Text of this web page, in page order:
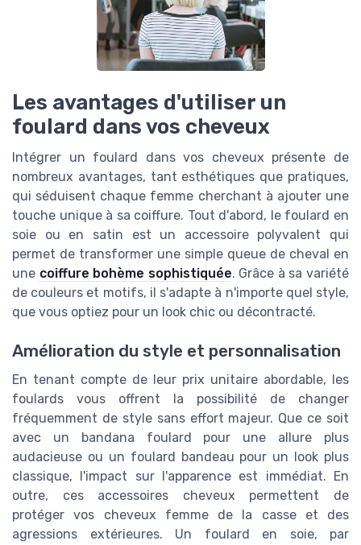
Les avantages d'utiliser un
foulard dans vos cheveux
Intégrer un foulard dans vos cheveux présente de
nombreux avantages, tant esthétiques que pratiques,
qui séduisent chaque femme cherchant à ajouter une
touche unique à sa coiffure. Tout d'abord, le foulard en
soie ou en satin est un accessoire polyvalent qui
permet de transformer une simple queue de cheval en
une coiffure bohème sophistiquée. Grâce à sa variété
de couleurs et motifs, il s'adapte à n'importe quel style,
que vous optiez pour un look chic ou décontracté.
Amélioration du style et personnalisation
En tenant compte de leur prix unitaire abordable, les
foulards vous offrent la possibilité de changer
fréquemment de style sans effort majeur. Que ce soit
avec un bandana foulard pour une allure plus
audacieuse ou un foulard bandeau pour un look plus
classique, l'impact sur l'apparence est immédiat. En
outre, ces accessoires cheveux permettent de
protéger vos cheveux femme de la casse et des
agressions extérieures. Un foulard en soie, par